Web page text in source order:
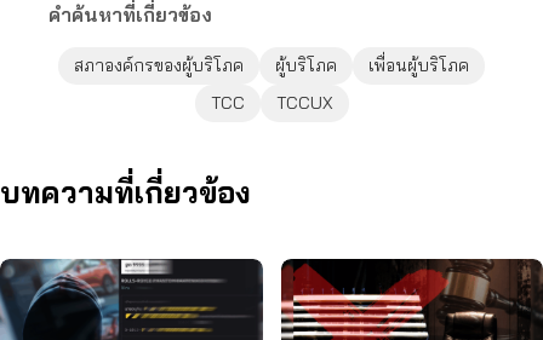
คำค้นหาที่เกี่ยวข้อง
สภาองค์กรของผู้บริโภค ผู้บริโภค
เพื่อนผู้บริโภค
TCC
TCCUX
บทความที่เกี่ยวข้อง